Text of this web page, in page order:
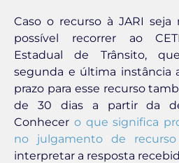
Caso o recurso à JARI seja
possível recorrer ao
Estadual de Trânsito,
segunda e última instância
prazo para esse recurso
de 30 dias a partir da
Conhecer o que significa
no julgamento de recurso
interpretar a resposta